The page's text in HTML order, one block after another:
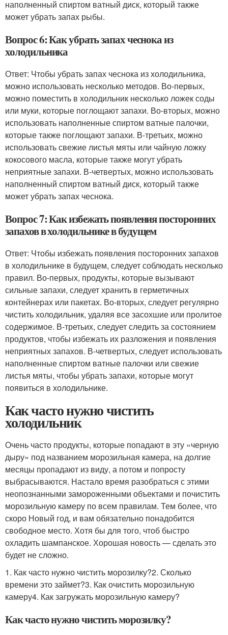
наполненный спиртом ватный диск, который также
может убрать запах рыбы.
Вопрос 6: Как убрать запах чеснока из
холодильника
Ответ: Чтобы убрать запах чеснока из холодильника,
можно использовать несколько методов. Во-первых,
можно поместить в холодильник несколько ложек соды
или муки, которые поглощают запахи. Во-вторых, можно
использовать наполненные спиртом ватные палочки,
которые также поглощают запахи. В-третьих, можно
использовать свежие листья мяты или чайную ложку
кокосового масла, которые также могут убрать
неприятные запахи. В-четвертых, можно использовать
наполненный спиртом ватный диск, который также
может убрать запах чеснока.
Вопрос 7: Как избежать появления посторонних
запахов в холодильнике в будущем
Ответ: Чтобы избежать появления посторонних запахов
в холодильнике в будущем, следует соблюдать несколько
правил. Во-первых, продукты, которые вызывают
сильные запахи, следует хранить в герметичных
контейнерах или пакетах. Во-вторых, следует регулярно
чистить холодильник, удаляя все засохшие или пролитое
содержимое. В-третьих, следует следить за состоянием
продуктов, чтобы избежать их разложения и появления
неприятных запахов. В-четвертых, следует использовать
наполненные спиртом ватные палочки или свежие
листья мяты, чтобы убрать запахи, которые могут
появиться в холодильнике.
Как часто нужно чистить
холодильник
Очень часто продукты, которые попадают в эту «черную
дыру» под названием морозильная камера, на долгие
месяцы пропадают из виду, а потом и попросту
выбрасываются. Настало время разобраться с этими
неопознанными замороженными объектами и почистить
морозильную камеру по всем правилам. Тем более, что
скоро Новый год, и вам обязательно понадобится
свободное место. Хотя бы для того, чтоб быстро
охладить шампанское. Хорошая новость — сделать это
будет не сложно.
1. Как часто нужно чистить морозилку?2. Сколько
времени это займет?3. Как очистить морозильную
камеру4. Как загружать морозильную камеру?
Как часто нужно чистить морозилку?